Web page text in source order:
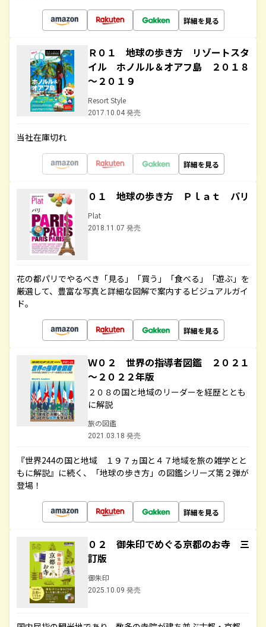
詳細を見る
Ｒ０１ 地球の歩き方 リゾートスタ
イル ホノルル＆オアフ島 ２０１８
～２０１９
Resort Style
2017.10.04 発売
当社在庫切れ
詳細を見る
０１ 地球の歩き方 Ｐｌａｔ パリ
Plat
2018.11.07 発売
花の都パリでやるべき「見る」「買う」「食べる」「遊ぶ」を
厳選して、豊富な写真と詳細な図解で案内するビジュアルガイ
ド。
詳細を見る
Ｗ０２ 世界の指導者図鑑 ２０２１
～２０２２年版
２０８の国と地域のリーダーを経歴ととも
に解説
旅の図鑑
2021.03.18 発売
『世界244の国と地域 １９７ヵ国と４７地域を旅の雑学とと
もに解説』に続く、「地球の歩き方」の図鑑シリーズ第２弾が
登場！
詳細を見る
０２ 御朱印でめぐる京都のお寺 三
訂版
御朱印
2025.10.09 発売